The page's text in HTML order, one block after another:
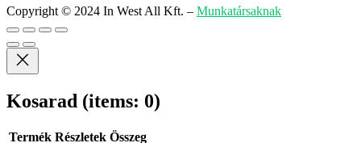
Copyright © 2024 In West All Kft. – Munkatársaknak
Kosarad (items: 0)
Termék Részletek Összeg